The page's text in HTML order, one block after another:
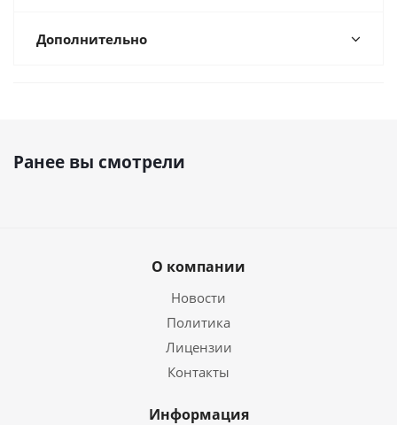
Дополнительно
Ранее вы смотрели
О компании
Новости
Политика
Лицензии
Контакты
Информация